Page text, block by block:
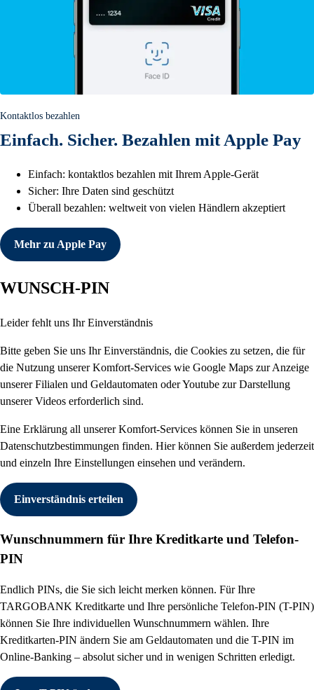
Kontaktlos bezahlen
Einfach. Sicher. Bezahlen mit Apple Pay
Einfach: kontaktlos bezahlen mit Ihrem Apple-Gerät
Sicher: Ihre Daten sind geschützt
Überall bezahlen: weltweit von vielen Händlern akzeptiert
Mehr zu Apple Pay
WUNSCH-PIN
Leider fehlt uns Ihr Einverständnis
Bitte geben Sie uns Ihr Einverständnis, die Cookies zu setzen, die für
die Nutzung unserer Komfort-Services wie Google Maps zur Anzeige
unserer Filialen und Geldautomaten oder Youtube zur Darstellung
unserer Videos erforderlich sind.
Eine Erklärung all unserer Komfort-Services können Sie in unseren
Datenschutzbestimmungen finden. Hier können Sie außerdem jederzeit
und einzeln Ihre Einstellungen einsehen und verändern.
Einverständnis erteilen
Wunschnummern für Ihre Kreditkarte und Telefon-
PIN
Endlich PINs, die Sie sich leicht merken können. Für Ihre
TARGOBANK Kreditkarte und Ihre persönliche Telefon-PIN (T-PIN)
können Sie Ihre individuellen Wunschnummern wählen. Ihre
Kreditkarten-PIN ändern Sie am Geldautomaten und die T-PIN im
Online-Banking – absolut sicher und in wenigen Schritten erledigt.